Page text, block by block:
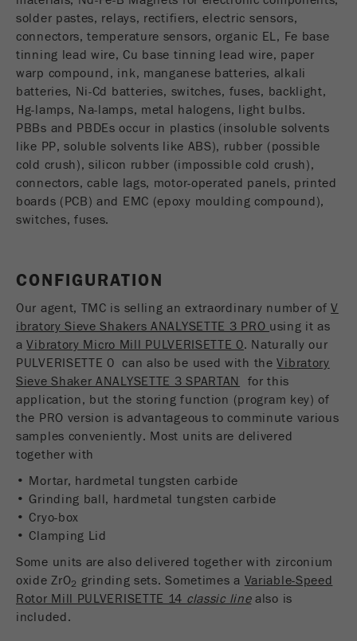
Scopo
Questo cookie è il cookie delle informazioni dei
visitatori. Contiene tutte le informazioni sulla
visita in corso, anche quelle che sono state
trasmesse attraverso i parametri di monitoraggio
della campagna. Questo cookie memorizza anche
se lorigine dell'ultima visita del visitatore è
diversa da quella attuale. Se non è possibile
determinare l'origine del visitatore, il cookie non
viene modificato. In questo modo Google
Analytics può associare le informazioni del
visitatore, come le conversioni e le transazioni di
e-commerce, ad un'origine. Il cookie però non
vita dei
cookie
6 mesi
Name _ga
Fornitore Google Tag Manager Google
Scopo
Registra un ID univoco che viene utilizzato per
generare statistiche dati su come il visitatore
utilizza il sito web.
vita dei
cookie
Name _gid
Fornitore
solder pastes, relays, rectifiers, electric sensors,
connectors, temperature sensors, organic EL, Fe base
tinning lead wire, Cu base tinning lead wire, paper
warp compound, ink, manganese batteries, alkali
batteries, Ni-Cd batteries, switches, fuses, backlight,
Hg-lamps, Na-lamps, metal halogens, light bulbs.
PBBs and PBDEs occur in plastics (insoluble solvents
like PP, soluble solvents like ABS), rubber (possible
cold crush), silicon rubber (impossible cold crush),
connectors, cable lags, motor-operated panels, printed
boards (PCB) and EMC (epoxy moulding compound),
switches, fuses.
CONFIGURATION
Our agent, TMC is selling an extraordinary number ofV
ibratory Sieve Shakers ANALYSETTE 3 PRO using it as
aVibratory Micro Mill PULVERISETTE 0. Naturally our
PULVERISETTE 0 can also be used with theVibratory
Sieve Shaker ANALYSETTE 3 SPARTAN
for this
application, but the storing function (program key) of
the PRO version is advantageous to comminute various
samples conveniently. Most units are delivered
together with
• Mortar, hardmetal tungsten carbide
• Grinding ball, hardmetal tungsten carbide
• Cryo-box
• Clamping Lid
Some units are also delivered together with zirconium
oxide ZrO2 grinding sets. Sometimes a Variable-Speed
Rotor Mill PULVERISETTE 14 classic linealso is
included.